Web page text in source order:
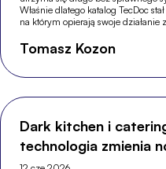
Właśnie dlatego katalog TecDoc
na którym opierają swoje
Tomasz Kozon
Dark kitchen i
technologia zmienia